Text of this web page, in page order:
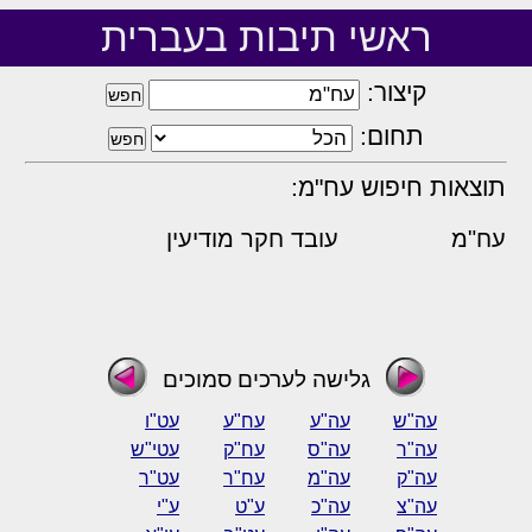
ראשי תיבות בעברית
קיצור:
תחום:
תוצאות חיפוש עח"מ:
עח"מ עובד חקר מודיעין
גלישה לערכים סמוכים
עה"ש עה"ע עח"ע
עט"ו
עה"ר
עה"ס עח"ק
עטי"ש
עה"ק
עה"מ עח"ר
עט"ר
עה"צ
עה"כ ע"ט
ע"י